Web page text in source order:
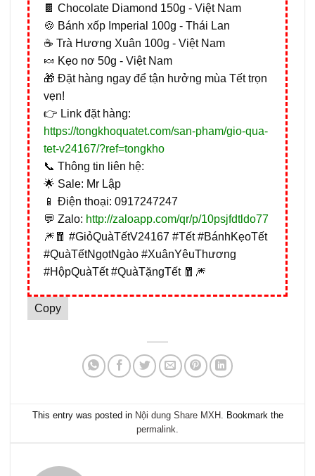
🍫 Chocolate Diamond 150g - Việt Nam
🍪 Bánh xốp Imperial 100g - Thái Lan
☕ Trà Hương Xuân 100g - Việt Nam
🍬 Kẹo nơ 50g - Việt Nam
🎁 Đặt hàng ngay để tận hưởng mùa Tết trọn
vẹn!
👉 Link đặt hàng:
https://tongkhoquatet.com/san-pham/gio-qua-
tet-v24167/?ref=tongkho
📞 Thông tin liên hệ:
🌟 Sale: Mr Lập
📱 Điện thoại: 0917247247
💬 Zalo: http://zaloapp.com/qr/p/10psjfdtldo77
🎆🧧 #GiỏQuàTếtV24167 #Tết #BánhKẹoTết
#QuàTếtNgọtNgào #XuânYêuThương
#HộpQuàTết #QuàTặngTết 🧧🎆
Copy
This entry was posted in Nội dung Share MXH . Bookmark the
permalink.